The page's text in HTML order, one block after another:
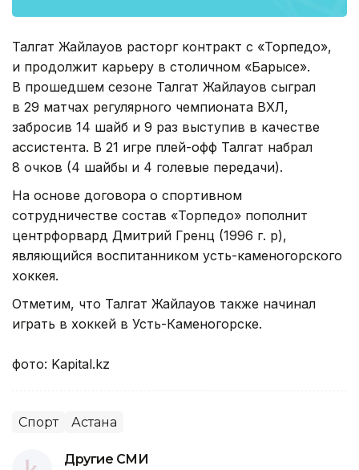
Талгат Жайлауов расторг контракт с «Торпедо»,
и продолжит карьеру в столичном «Барысе».
В прошедшем сезоне Талгат Жайлауов сыграл
в 29 матчах регулярного чемпионата ВХЛ,
забросив 14 шайб и 9 раз выступив в качестве
ассистента. В 21 игре плей-офф Талгат набрал
8 очков (4 шайбы и 4 голевые передачи).
На основе договора о спортивном
сотрудничестве состав «Торпедо» пополнит
центрфорвард Дмитрий Гренц (1996 г. р),
являющийся воспитанником усть-каменогорского
хоккея.
Отметим, что Талгат Жайлауов также начинал
играть в хоккей в Усть-Каменогорске.
фото: Kapital.kz
Спорт Астана
Другие СМИ